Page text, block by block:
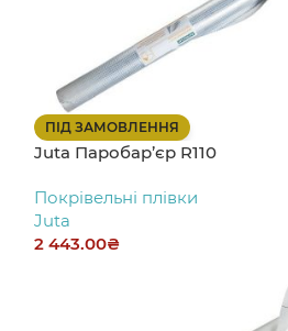
ПІД ЗАМОВЛЕННЯ
Juta Паробар’єр R110
Покрівельні плівки
Juta
2 443.00₴